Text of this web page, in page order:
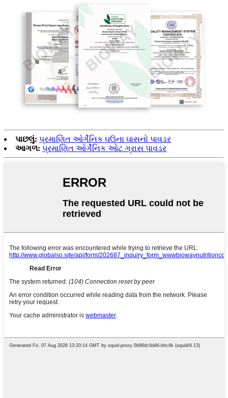
પાછલું: પ્રમાણિત ઓર્ગેનિક ઘઉંના ઘાસનો પાવડર
આગળ: પ્રમાણિત ઓર્ગેનિક ઓટ ગ્રાસ પાવડર